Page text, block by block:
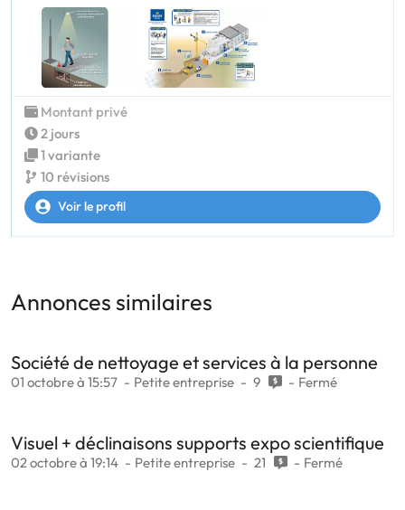
Montant privé
2 jours
1 variante
10 révisions
Voir le profil
Annonces similaires
Société de nettoyage et services à la personne
01 octobre à 15:57 Petite entreprise 9 Fermé
Visuel + déclinaisons supports expo scientifique
02 octobre à 19:14 Petite entreprise 21 Fermé